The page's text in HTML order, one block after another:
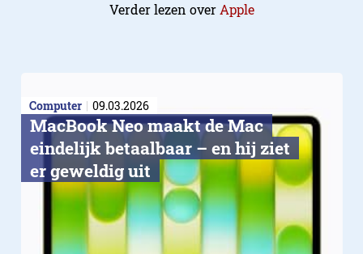
Verder lezen overApple
Computer 09.03.2026
MacBook Neo maakt de Mac
eindelijk betaalbaar – en hij ziet
er geweldig uit